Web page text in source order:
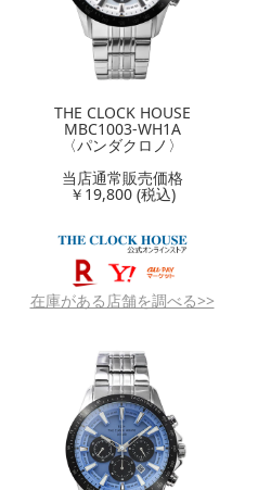
THE CLOCK HOUSE
MBC1003-WH1A
〈パンダクロノ〉
当店通常販売価格
￥19,800 (税込)
在庫がある店舗を調べる>>